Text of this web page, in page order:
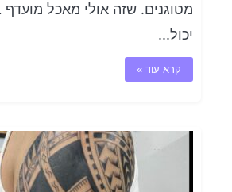
מטוגנים. שזה אולי מאכל מועדף
יכול...
קרא עוד »